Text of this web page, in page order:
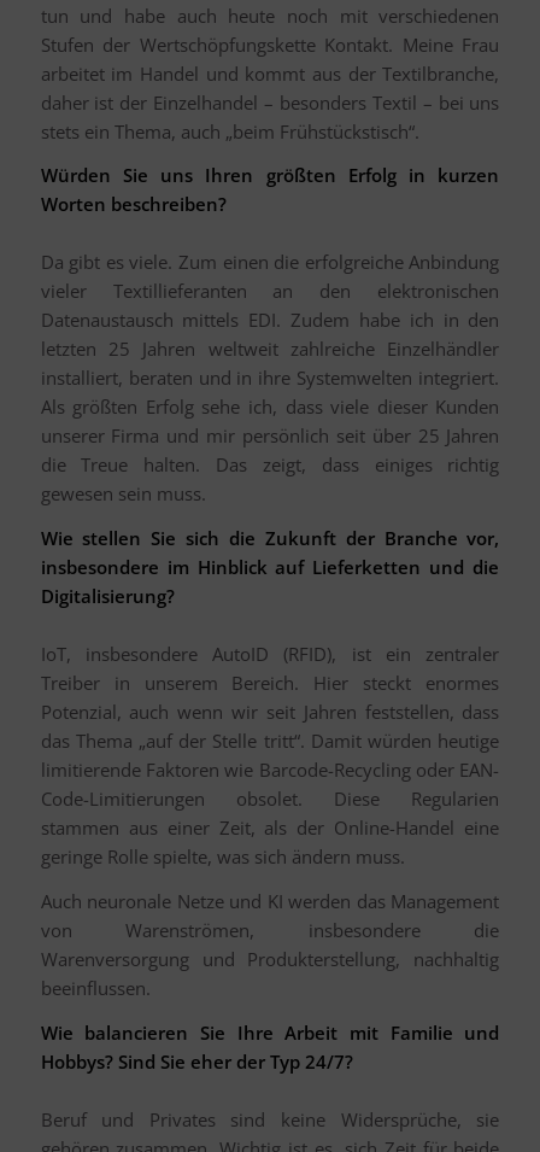
tun und habe auch heute noch mit verschiedenen
Stufen der Wertschöpfungskette Kontakt. Meine Frau
arbeitet im Handel und kommt aus der Textilbranche,
daher ist der Einzelhandel – besonders Textil – bei uns
stets ein Thema, auch „beim Frühstückstisch“.
Würden Sie uns Ihren größten Erfolg in kurzen
Worten beschreiben?
Da gibt es viele. Zum einen die erfolgreiche Anbindung
vieler Textillieferanten an den elektronischen
Datenaustausch mittels EDI. Zudem habe ich in den
letzten 25 Jahren weltweit zahlreiche Einzelhändler
installiert, beraten und in ihre Systemwelten integriert.
Als größten Erfolg sehe ich, dass viele dieser Kunden
unserer Firma und mir persönlich seit über 25 Jahren
die Treue halten. Das zeigt, dass einiges richtig
gewesen sein muss.
Wie stellen Sie sich die Zukunft der Branche vor,
insbesondere im Hinblick auf Lieferketten und die
Digitalisierung?
IoT, insbesondere AutoID (RFID), ist ein zentraler
Treiber in unserem Bereich. Hier steckt enormes
Potenzial, auch wenn wir seit Jahren feststellen, dass
das Thema „auf der Stelle tritt“. Damit würden heutige
limitierende Faktoren wie Barcode-Recycling oder EAN-
Code-Limitierungen obsolet. Diese Regularien
stammen aus einer Zeit, als der Online-Handel eine
geringe Rolle spielte, was sich ändern muss.
Auch neuronale Netze und KI werden das Management
von Warenströmen, insbesondere die
Warenversorgung und Produkterstellung, nachhaltig
beeinflussen.
Wie balancieren Sie Ihre Arbeit mit Familie und
Hobbys? Sind Sie eher der Typ 24/7?
Beruf und Privates sind keine Widersprüche, sie